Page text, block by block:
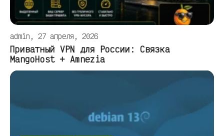
admin, 27 апреля, 2026
Приватный VPN для России: Связка
MangoHost + Amnezia